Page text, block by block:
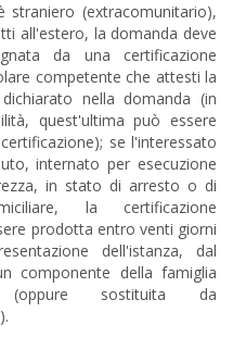
straniero (extracomunitario),
all'estero, la domanda deve
da una certificazione
competente che attesti la
nella domanda (in
quest'ultima può essere
se l'interessato
internato per esecuzione
in stato di arresto o di
la certificazione
prodotta entro venti giorni
dell'istanza, dal
componente della famiglia
(oppure sostituita da